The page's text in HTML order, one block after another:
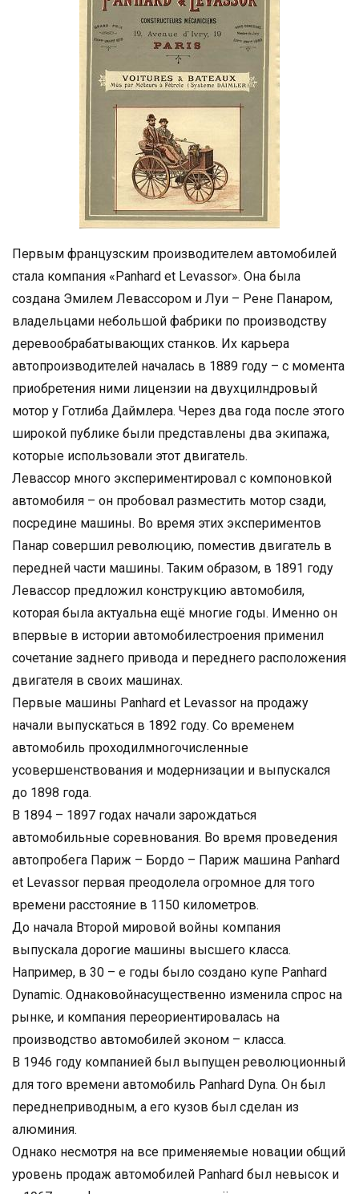
Первым французским производителем автомобилей
стала компания «Panhard et Levassor». Она была
создана Эмилем Левассором и Луи – Рене Панаром,
владельцами небольшой фабрики по производству
деревообрабатывающих станков. Их карьера
автопроизводителей началась в 1889 году – с момента
приобретения ними лицензии на двухцилндровый
мотор у Готлиба Даймлера. Через два года после этого
широкой публике были представлены два экипажа,
которые использовали этот двигатель.
Левассор много экспериментировал с компоновкой
автомобиля – он пробовал разместить мотор сзади,
посредине машины. Во время этих экспериментов
Панар совершил революцию, поместив двигатель в
передней части машины. Таким образом, в 1891 году
Левассор предложил конструкцию автомобиля,
которая была актуальна ещё многие годы. Именно он
впервые в истории автомобилестроения применил
сочетание заднего привода и переднего расположения
двигателя в своих машинах.
Первые машины Panhard et Levassor на продажу
начали выпускаться в 1892 году. Со временем
автомобиль проходилмногочисленные
усовершенствования и модернизации и выпускался
до 1898 года.
В 1894 – 1897 годах начали зарождаться
автомобильные соревнования. Во время проведения
автопробега Париж – Бордо – Париж машина Panhard
et Levassor первая преодолела огромное для того
времени расстояние в 1150 километров.
До начала Второй мировой войны компания
выпускала дорогие машины высшего класса.
Например, в 30 – е годы было создано купе Panhard
Dynamic. Однаковойнасущественно изменила спрос на
рынке, и компания переориентировалась на
производство автомобилей эконом – класса.
В 1946 году компанией был выпущен революционный
для того времени автомобиль Panhard Dyna. Он был
переднеприводным, а его кузов был сделан из
алюминия.
Однако несмотря на все применяемые новации общий
уровень продаж автомобилей Panhard был невысок и